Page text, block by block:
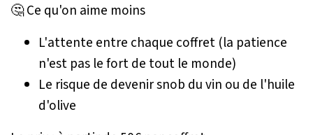
🤔 Ce qu'on aime moins
L'attente entre chaque coffret (la patience
n'est pas le fort de tout le monde)
Le risque de devenir snob du vin ou de l'huile
d'olive